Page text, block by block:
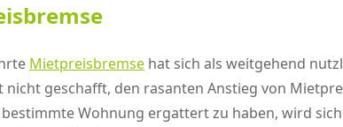
Mietpreisbremse hat sich als weitgehend
geschafft, den rasanten Anstieg von
Wohnung ergattert zu haben, wird